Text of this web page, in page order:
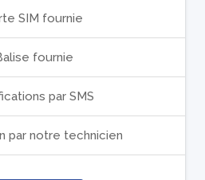
SIM fournie
fournie
par SMS
par notre technicien